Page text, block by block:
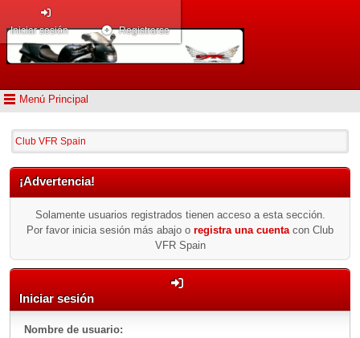
Menú Principal
Iniciar sesión Registrarse
Club VFR Spain
¡Advertencia!
Solamente usuarios registrados tienen acceso a esta sección.
Por favor inicia sesión más abajo o registra una cuenta con Club
VFR Spain
Iniciar sesión
Nombre de usuario: